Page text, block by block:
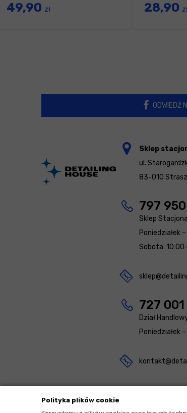
Polityka plików cookie
49,90 zł 28,90
ODWIEDŹ
Sklep
ul.
83-010
797
Sklep
Poniedziałek
Sobota:
727 001
Dział
Poniedziałek